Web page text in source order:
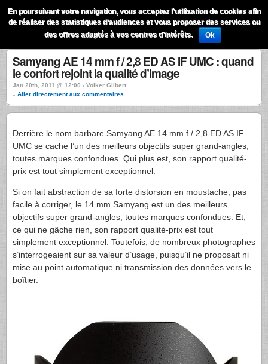
QuestionsPhoto Menu
Samyang AE 14 mm f / 2,8 ED AS IF UMC : quand
le confort rejoint la qualité d’image
Jan 20th, 2011 @ 12:00 › Volker Gilbert
↓ Aller directement aux commentaires
Derrière le nom barbare Samyang AE 14 mm f / 2,8 ED AS IF
UMC se cache l’un des meilleurs objectifs super grand-angles,
toutes marques confondues. Qui plus est, son rapport qualité-
prix est tout simplement exceptionnel.
Si on fait abstraction de sa forte distorsion en moustache, pas
facile à corriger, le 14 mm Samyang est un des meilleurs
objectifs super grand-angles, toutes marques confondues. Et,
ce qui ne gâche rien, son rapport qualité-prix est tout
simplement exceptionnel. Toutefois, de nombreux photographes
s’interrogeaient sur sa valeur d’usage, puisqu’il ne proposait ni
mise au point automatique ni transmission des données vers le
boîtier.
En poursuivant votre navigation, vous acceptez l'utilisation de cookies afin
de réaliser des statistiques d'audiences et vous proposer des services ou
des offres adaptés à vos centres d'intérêts.
Ok